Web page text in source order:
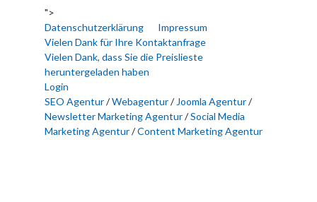
">
Datenschutzerklärung
Impressum
Vielen Dank für Ihre Kontaktanfrage
Vielen Dank, dass Sie die Preislieste
heruntergeladen haben
Login
SEO Agentur/Webagentur/ Joomla Agentur/
Newsletter Marketing Agentur/Social Media
Marketing Agentur/Content Marketing Agentur